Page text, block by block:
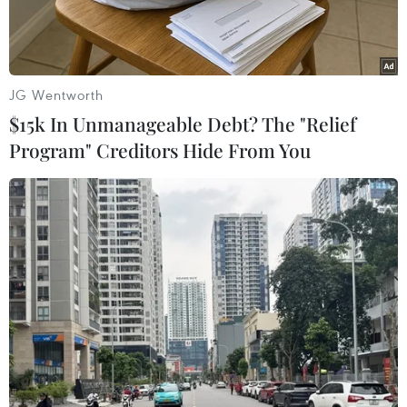
Nga nằm trong top 10 nước dẫn đầu về mức tiêu thụ trứng, là
nhà sản xuất lớn thứ 6 trên thế giới. (Nguồn: Tass)
Liên minh Gia cầm Nga cho biết trong năm
ngoái nước này đã sản xuất 46,3 tỷ quả trứng, so
với 46,1 tỷ quả năm trước; đồng thời cho rằng
JG Wentworth
$15k In Unmanageable Debt? The "Relief
Program" Creditors Hide From You